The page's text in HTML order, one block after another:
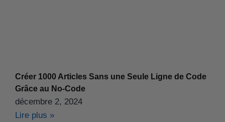
Créer 1000 Articles Sans une Seule Ligne de Code
Grâce au No-Code
décembre 2, 2024
Lire plus »